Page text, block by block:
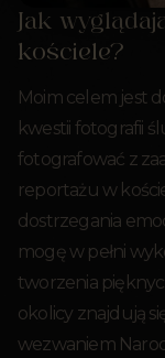
Jak
kościele?
Moim celem jest
kwestii fotografii
fotografować z
reportażu w
dostrzegania
mogę w pełni
tworzenia
okolicy znajdują
wezwaniem